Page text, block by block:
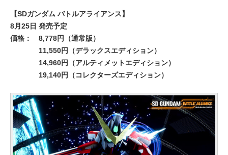
【SDガンダム バトルアライアンス】
8月25日 発売予定
価格：
8,778円（通常版）
11,550円（デラックスエディション）
14,960円（アルティメットエディション）
19,140円（コレクターズエディション）